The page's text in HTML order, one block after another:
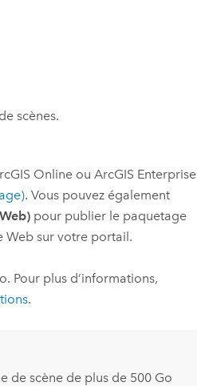
scènes.
Online ouArcGIS Enterprise
. Vous pouvez également
pour publier le paquetage
Web sur votre portail.
Pour plus d’informations,
.
de scène de plus de 500 Go